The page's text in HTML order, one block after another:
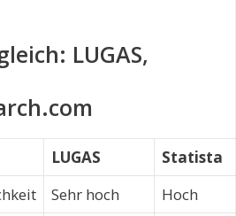
LUGAS,
LUGAS
Statista
Sehr hoch
Hoch